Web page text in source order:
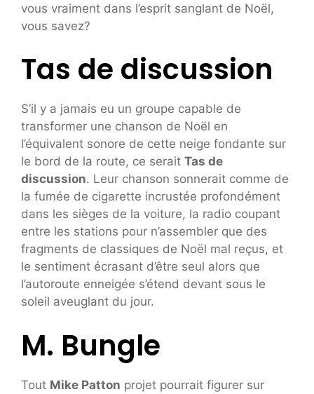
vous vraiment dans l’esprit sanglant de Noël,
vous savez?
Tas de discussion
S’il y a jamais eu un groupe capable de
transformer une chanson de Noël en
l’équivalent sonore de cette neige fondante sur
le bord de la route, ce serait Tas de
discussion. Leur chanson sonnerait comme de
la fumée de cigarette incrustée profondément
dans les sièges de la voiture, la radio coupant
entre les stations pour n’assembler que des
fragments de classiques de Noël mal reçus, et
le sentiment écrasant d’être seul alors que
l’autoroute enneigée s’étend devant sous le
soleil aveuglant du jour.
M. Bungle
Tout Mike Patton projet pourrait figurer sur